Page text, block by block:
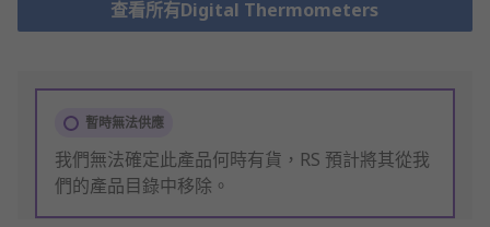
查看所有Digital Thermometers
暫時無法供應
我們無法確定此產品何時有貨，RS 預計將其從我
們的產品目錄中移除。